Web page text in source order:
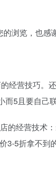
浏览，也感
经营技巧。
5且要自己
的经营技术
5折拿不到